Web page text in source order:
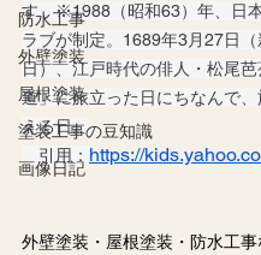
防水工事
外壁塗装
屋根塗装
塗装工事の豆知識
画像日記
す　※1988（昭和63）年、日
ラブが制定。1689年3月27日
日）、江戸時代の俳人・松尾
道」に旅立った日にちなんで
える日。
引用： https://
外壁塗装・屋根塗装・防水工